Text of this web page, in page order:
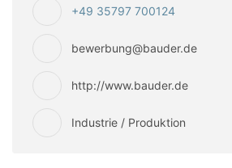
+49 35797 700124
bewerbung@bauder.de
http://www.bauder.de
Industrie / Produktion